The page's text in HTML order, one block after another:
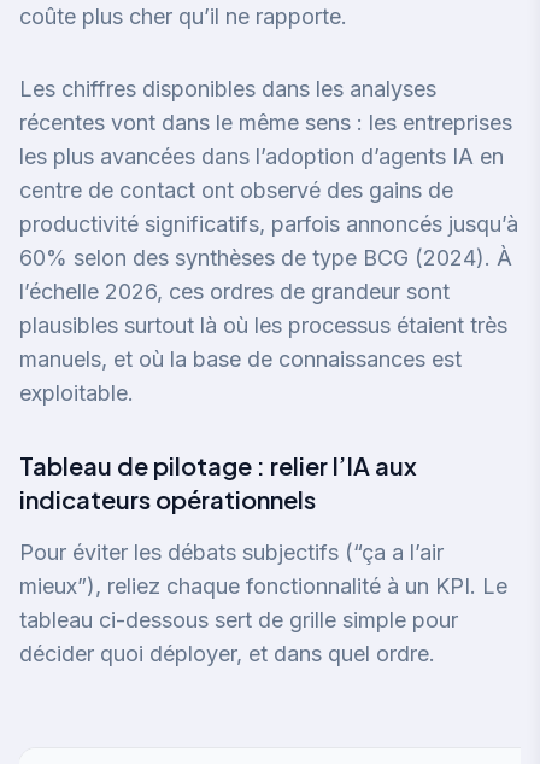
coûte plus cher qu’il ne rapporte.
Les chiffres disponibles dans les analyses
récentes vont dans le même sens : les entreprises
les plus avancées dans l’adoption d’agents IA en
centre de contact ont observé des gains de
productivité significatifs, parfois annoncés jusqu’à
60% selon des synthèses de type BCG (2024). À
l’échelle 2026, ces ordres de grandeur sont
plausibles surtout là où les processus étaient très
manuels, et où la base de connaissances est
exploitable.
Tableau de pilotage : relier l’IA aux
indicateurs opérationnels
Pour éviter les débats subjectifs (“ça a l’air
mieux”), reliez chaque fonctionnalité à un KPI. Le
tableau ci-dessous sert de grille simple pour
décider quoi déployer, et dans quel ordre.